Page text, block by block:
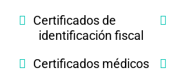
Certificados de
identificación fiscal
Certificados médicos